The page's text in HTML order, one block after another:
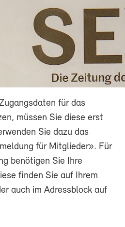
für das
müssen Sie diese erst
Sie dazu das
für Mitglieder». Für
benötigen Sie Ihre
finden Sie auf Ihrem
auch im Adressblock auf